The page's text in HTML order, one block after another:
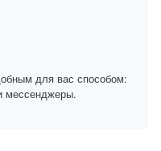
для вас способом:
мессенджеры.